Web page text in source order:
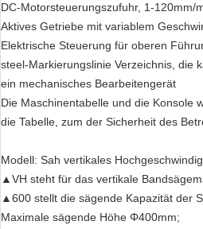
DC-Motorsteuerungszufuhr, 1-120mm/
Aktives Getriebe mit variablem
Elektrische Steuerung für oberen
steel-Markierungslinie Verzeichnis, die
ein mechanisches Bearbeitengerät
Die Maschinentabelle und die Konsole
die Tabelle, zum der Sicherheit des
Modell: Sah vertikales
▲VH steht für das vertikale
▲600 stellt die sägende Kapazität der
Maximale sägende Höhe Φ400mm;